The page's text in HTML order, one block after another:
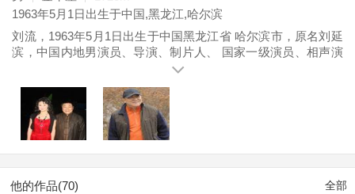
1963年5月1日 出生于中国,黑龙江,哈尔滨
刘流，1963年5月1日出生于中国黑龙江省 哈尔滨市，原名刘延
滨，中国内地男演员、导演、制片人、 国家一级演员、相声演
员、 中国曲艺家协会会员、曾任 本山传媒副总裁、现任大圣万
声演员 赵春田，创作并参与表演了许多优秀的相声、小品及影
视剧，2006年出演喜剧题材电视连续剧《 马大帅3》，2008年
出演小品《 火炬手》，2009年导演了国内首创的一档融合了东
他的作品(70)
全部